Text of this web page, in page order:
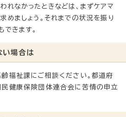
れなかったときなどは、まずケアマ
めましょう。それまでの状況を振り
できます。
場合は
福祉課にご相談ください。都道府
民健康保険団体連合会に苦情の申立